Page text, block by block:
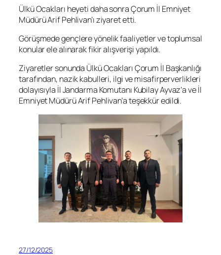
Ülkü Ocakları heyeti daha sonra Çorum İl Emniyet
Müdürü Arif Pehlivan’ı ziyaret etti.
Görüşmede gençlere yönelik faaliyetler ve toplumsal
konular ele alınarak fikir alışverişi yapıldı.
Ziyaretler sonunda Ülkü Ocakları Çorum İl Başkanlığı
tarafından, nazik kabulleri, ilgi ve misafirperverlikleri
dolayısıyla İl Jandarma Komutanı Kubilay Ayvaz’a ve İl
Emniyet Müdürü Arif Pehlivan’a teşekkür edildi.
27/12/2025